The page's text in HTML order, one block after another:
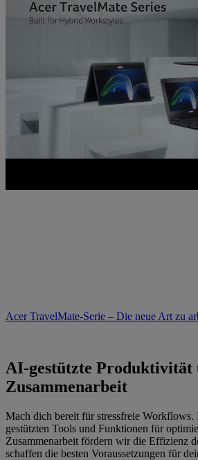
Acer TravelMate-Serie – Die neue Art zu
AI-gestützte Produktivität
Zusammenarbeit
Mach dich bereit für stressfreie Workflows.
gestützten Tools und Funktionen für
Zusammenarbeit fördern wir die Effizienz
schaffen die besten Voraussetzungen für